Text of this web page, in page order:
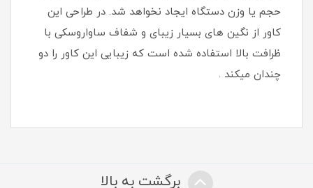
حجم یا وزن دستگاه ایجاد نخواهد شد‏.‏ در طراحی این
کاور از نگین های بسیار زیبای و شفاف ساواروسکی با
ظرافت بالا استفاده شده است که زیبایی این کاور را دو
چندان میکند .
برگشت به بالا